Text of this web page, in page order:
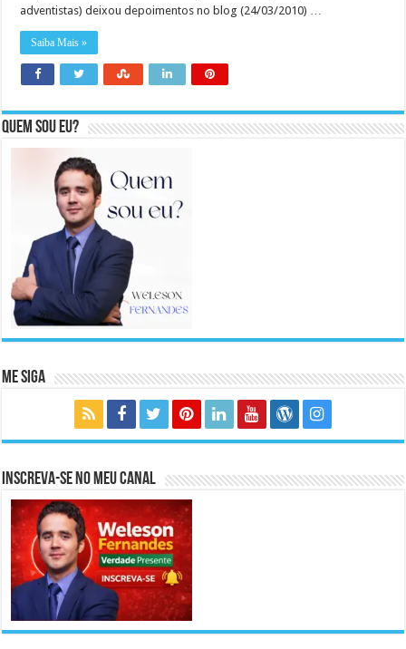
adventistas) deixou depoimentos no blog (24/03/2010) …
Saiba Mais »
Quem sou eu?
Me Siga
Inscreva-se no meu canal